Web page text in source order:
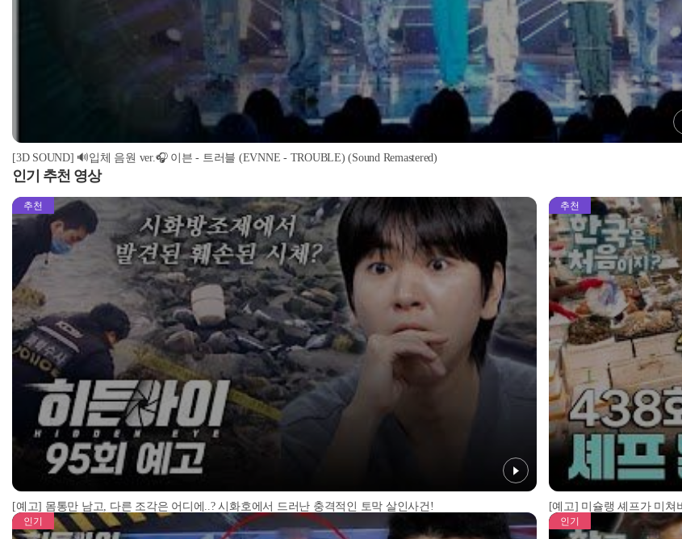
[3D SOUND] 🔊입체 음원 ver.🎧 이븐 - 트러블 (EVNNE - TROUBLE) (Sound Remastered)
인기 추천 영상
추천
[예고] 몸통만 남고, 다른 조각은 어디에..? 시화호에서 드러난 충격적인 토막 살인사건!
추천
[예고] 미슐랭 셰프가 미쳐
인기 인기